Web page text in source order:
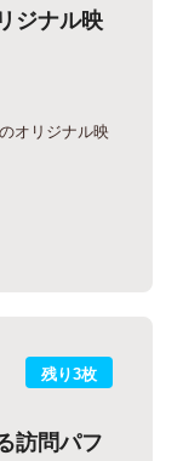
ジナル映
オリジナル映
残り3枚
訪問パフ